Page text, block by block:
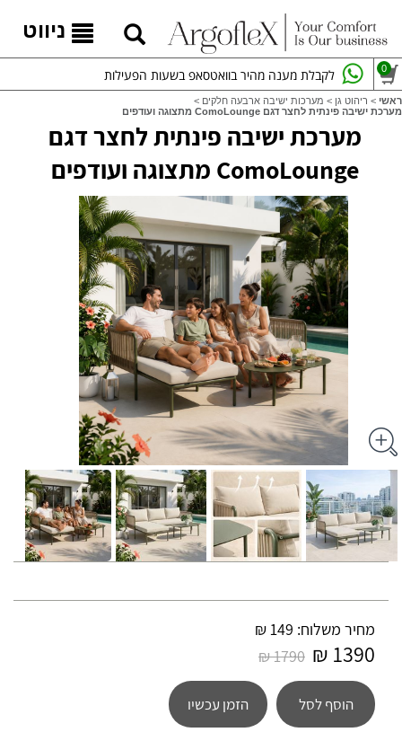
ניווט
לקבלת מענה מהיר בוואטסאפ בשעות הפעילות 0
ראשי > ריהוט גן > מערכות ישיבה ארבעה חלקים >
מערכת ישיבה פינתית לחצר דגם ComoLounge מתצוגה ועודפים
מערכת ישיבה פינתית לחצר דגם
ComoLounge מתצוגה ועודפים
מחיר משלוח: 149 ₪
1390 ₪
1790 ₪
הוסף לסל הזמן עכשיו